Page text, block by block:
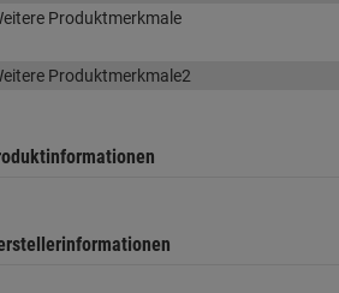
Produktmerkmale
Produktmerkmale2